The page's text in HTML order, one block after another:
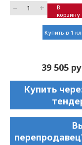
– +
В
корзину
Купить в 1
39 505
Купить